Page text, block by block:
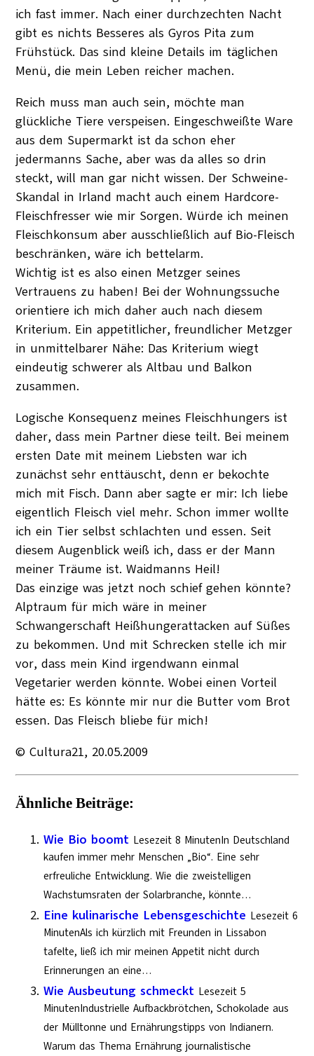
ich fast immer. Nach einer durchzechten Nacht
gibt es nichts Besseres als Gyros Pita zum
Frühstück. Das sind kleine Details im täglichen
Menü, die mein Leben reicher machen.
Reich muss man auch sein, möchte man
glückliche Tiere verspeisen. Eingeschweißte Ware
aus dem Supermarkt ist da schon eher
jedermanns Sache, aber was da alles so drin
steckt, will man gar nicht wissen. Der Schweine-
Skandal in Irland macht auch einem Hardcore-
Fleischfresser wie mir Sorgen. Würde ich meinen
Fleischkonsum aber ausschließlich auf Bio-Fleisch
beschränken, wäre ich bettelarm.
Wichtig ist es also einen Metzger seines
Vertrauens zu haben! Bei der Wohnungssuche
orientiere ich mich daher auch nach diesem
Kriterium. Ein appetitlicher, freundlicher Metzger
in unmittelbarer Nähe: Das Kriterium wiegt
eindeutig schwerer als Altbau und Balkon
zusammen.
Logische Konsequenz meines Fleischhungers ist
daher, dass mein Partner diese teilt. Bei meinem
ersten Date mit meinem Liebsten war ich
zunächst sehr enttäuscht, denn er bekochte
mich mit Fisch. Dann aber sagte er mir: Ich liebe
eigentlich Fleisch viel mehr. Schon immer wollte
ich ein Tier selbst schlachten und essen. Seit
diesem Augenblick weiß ich, dass er der Mann
meiner Träume ist. Waidmanns Heil!
Das einzige was jetzt noch schief gehen könnte?
Alptraum für mich wäre in meiner
Schwangerschaft Heißhungerattacken auf Süßes
zu bekommen. Und mit Schrecken stelle ich mir
vor, dass mein Kind irgendwann einmal
Vegetarier werden könnte. Wobei einen Vorteil
hätte es: Es könnte mir nur die Butter vom Brot
essen. Das Fleisch bliebe für mich!
© Cultura21, 20.05.2009
Ähnliche Beiträge:
Wie Bio boomt Lesezeit 8 MinutenIn Deutschland
kaufen immer mehr Menschen „Bio“. Eine sehr
erfreuliche Entwicklung. Wie die zweistelligen
Wachstumsraten der Solarbranche, könnte…
Eine kulinarische Lebensgeschichte Lesezeit 6
MinutenAls ich kürzlich mit Freunden in Lissabon
tafelte, ließ ich mir meinen Appetit nicht durch
Erinnerungen an eine…
Wie Ausbeutung schmeckt Lesezeit 5
MinutenIndustrielle Aufbackbrötchen, Schokolade aus
der Mülltonne und Ernährungstipps von Indianern.
Warum das Thema Ernährung journalistische